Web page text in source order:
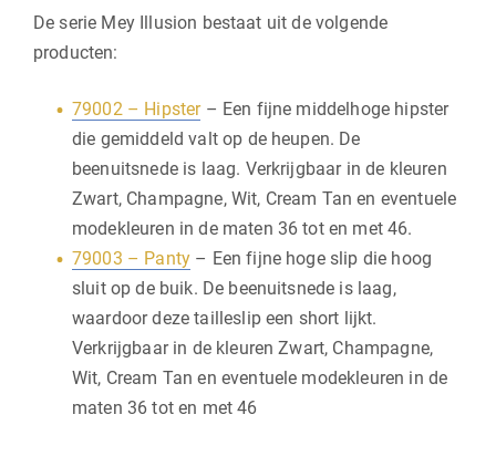
De serie Mey Illusion bestaat uit de volgende
producten:
79002 – Hipster– Een fijne middelhoge hipster
die gemiddeld valt op de heupen. De
beenuitsnede is laag. Verkrijgbaar in de kleuren
Zwart, Champagne, Wit, Cream Tan en eventuele
modekleuren in de maten 36 tot en met 46.
79003 – Panty – Een fijne hoge slip die hoog
sluit op de buik. De beenuitsnede is laag,
waardoor deze tailleslip een short lijkt.
Verkrijgbaar in de kleuren Zwart, Champagne,
Wit, Cream Tan en eventuele modekleuren in de
maten 36 tot en met 46